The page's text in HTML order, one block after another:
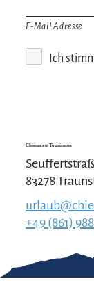
E-Mail Adresse
Ich
Chiemgau Tourismus
83278
+49 (861)